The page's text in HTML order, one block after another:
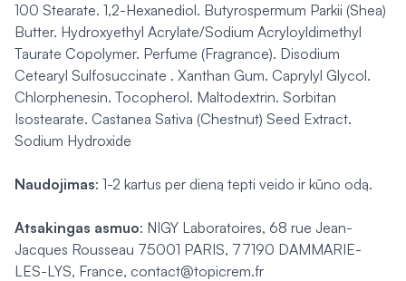
100 Stearate. 1,2-Hexanediol. Butyrospermum Parkii (Shea)
Butter. Hydroxyethyl Acrylate/Sodium Acryloyldimethyl
Taurate Copolymer. Perfume (Fragrance). Disodium
Cetearyl Sulfosuccinate . Xanthan Gum. Caprylyl Glycol.
Chlorphenesin. Tocopherol. Maltodextrin. Sorbitan
Isostearate. Castanea Sativa (Chestnut) Seed Extract.
Sodium Hydroxide
Naudojimas: 1-2 kartus per dieną tepti veido ir kūno odą.
Atsakingas asmuo: NIGY Laboratoires, 68 rue Jean-
Jacques Rousseau 75001 PARIS, 77190 DAMMARIE-
LES-LYS, France, contact@topicrem.fr